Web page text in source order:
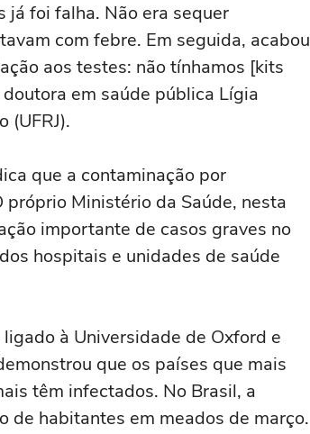
já foi falha. Não era sequer
com febre. Em seguida, acabou
aos testes: não tínhamos [kits
em saúde pública Lígia
(UFRJ).
que a contaminação por
Ministério da Saúde, nesta
importante de casos graves no
hospitais e unidades de saúde
à Universidade de Oxford e
que os países que mais
têm infectados. No Brasil, a
habitantes em meados de março.